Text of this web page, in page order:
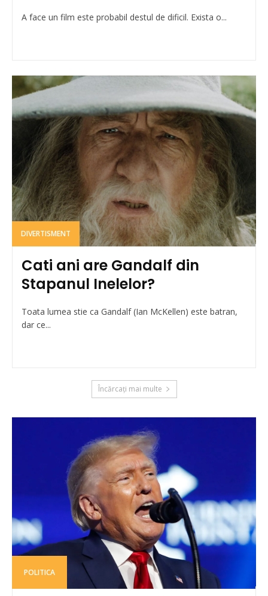
A face un film este probabil destul de dificil. Exista o...
DIVERTISMENT
Cati ani are Gandalf din
Stapanul Inelelor?
Toata lumea stie ca Gandalf (Ian McKellen) este batran,
dar ce...
Încărcați mai multe
POLITICA